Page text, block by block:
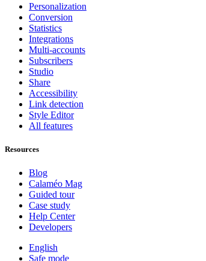
Personalization
Conversion
Statistics
Integrations
Multi-accounts
Subscribers
Studio
Share
Accessibility
Link detection
Style Editor
All features
Resources
Blog
Calaméo Mag
Guided tour
Case study
Help Center
Developers
English
Safe mode